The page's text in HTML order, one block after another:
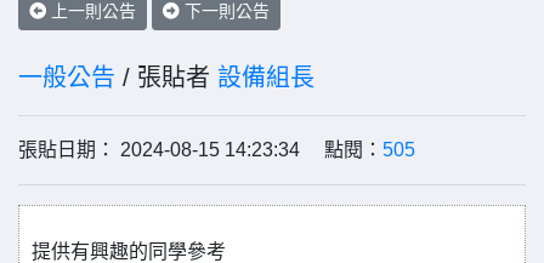
上一則公告 下一則公告
一般公告 / 張貼者 設備組長
張貼日期： 2024-08-15 14:23:34 點閱： 505
提供有興趣的同學參考